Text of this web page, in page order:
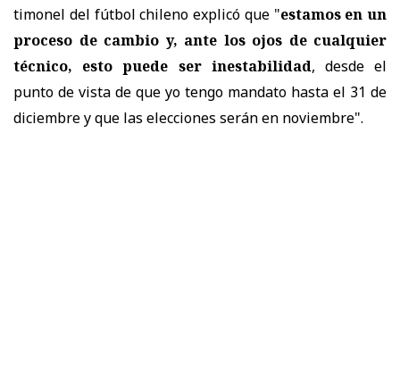
timonel del fútbol chileno explicó que "estamos en un
proceso de cambio y, ante los ojos de cualquier
técnico, esto puede ser inestabilidad, desde el
punto de vista de que yo tengo mandato hasta el 31 de
diciembre y que las elecciones serán en noviembre".